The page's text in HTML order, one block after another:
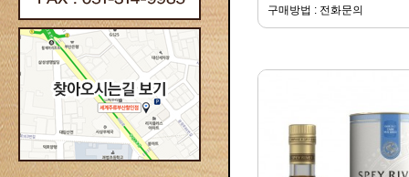
구매방법 : 전화문의